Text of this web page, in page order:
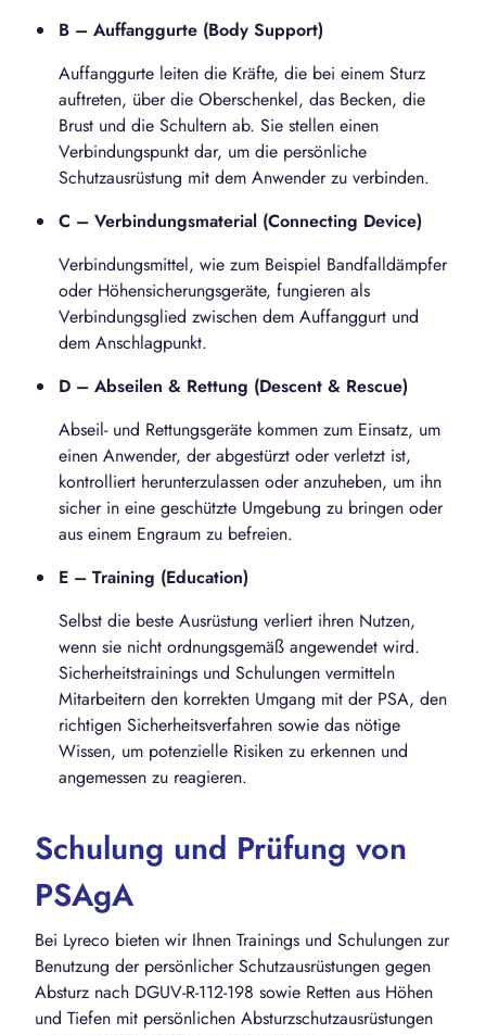
B – Auffanggurte (Body Support)
Auffanggurte leiten die Kräfte, die bei einem Sturz
auftreten, über die Oberschenkel, das Becken, die
Brust und die Schultern ab. Sie stellen einen
Verbindungspunkt dar, um die persönliche
Schutzausrüstung mit dem Anwender zu verbinden.
C – Verbindungsmaterial (Connecting Device)
Verbindungsmittel, wie zum Beispiel Bandfalldämpfer
oder Höhensicherungsgeräte, fungieren als
Verbindungsglied zwischen dem Auffanggurt und
dem Anschlagpunkt.
D – Abseilen & Rettung (Descent & Rescue)
Abseil- und Rettungsgeräte kommen zum Einsatz, um
einen Anwender, der abgestürzt oder verletzt ist,
kontrolliert herunterzulassen oder anzuheben, um ihn
sicher in eine geschützte Umgebung zu bringen oder
aus einem Engraum zu befreien.
E – Training (Education)
Selbst die beste Ausrüstung verliert ihren Nutzen,
wenn sie nicht ordnungsgemäß angewendet wird.
Sicherheitstrainings und Schulungen vermitteln
Mitarbeitern den korrekten Umgang mit der PSA, den
richtigen Sicherheitsverfahren sowie das nötige
Wissen, um potenzielle Risiken zu erkennen und
angemessen zu reagieren.
Schulung und Prüfung von
PSAgA
Bei Lyreco bieten wir Ihnen Trainings und Schulungen zur
Benutzung der persönlicher Schutzausrüstungen gegen
Absturz nach DGUV-R-112-198 sowie Retten aus Höhen
und Tiefen mit persönlichen Absturzschutzausrüstungen